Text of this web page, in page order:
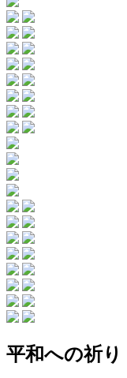
平和への祈り